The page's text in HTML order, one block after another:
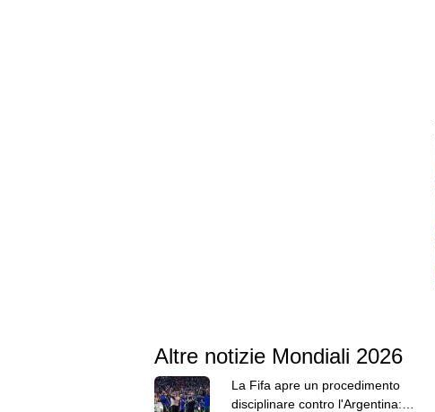
Altre notizie Mondiali 2026
La Fifa apre un procedimento
disciplinare contro l'Argentina: